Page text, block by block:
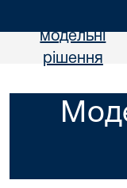
модельні
рішення